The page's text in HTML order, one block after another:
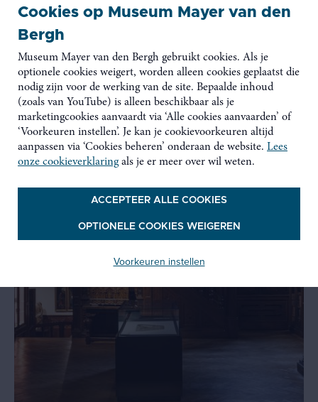
Cookies op Museum Mayer van den
Bergh
Museum Mayer van den Bergh gebruikt cookies. Als je
optionele cookies weigert, worden alleen cookies geplaatst die
nodig zijn voor de werking van de site. Bepaalde inhoud
(zoals van YouTube) is alleen beschikbaar als je
marketingcookies aanvaardt via ‘Alle cookies aanvaarden’ of
‘Voorkeuren instellen’. Je kan je cookievoorkeuren altijd
aanpassen via ‘Cookies beheren’ onderaan de website. Lees
onze cookieverklaringals je er meer over wil weten.
ACCEPTEER ALLE COOKIES
OPTIONELE COOKIES WEIGEREN
Voorkeuren instellen
Ook interessant